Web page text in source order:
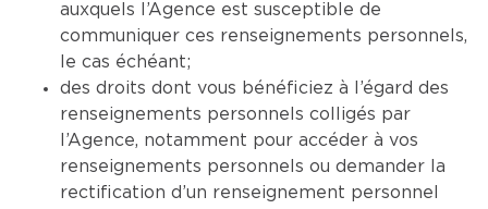
auxquels l’Agence est susceptible de
communiquer ces renseignements personnels,
le cas échéant;
des droits dont vous bénéficiez à l’égard des
renseignements personnels colligés par
l’Agence, notamment pour accéder à vos
renseignements personnels ou demander la
rectification d’un renseignement personnel